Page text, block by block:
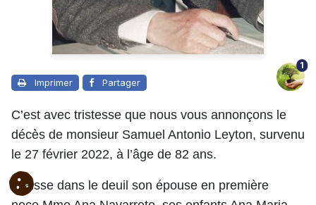
Imprimer Partager
1
C’est avec tristesse que nous vous annonçons le
décès de monsieur Samuel Antonio Leyton, survenu
le 27 février 2022, à l’âge de 82 ans.
Il laisse dans le deuil son épouse en première